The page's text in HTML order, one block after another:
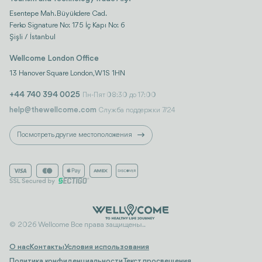
Esentepe Mah. Büyükdere Cad.
Ferko Signature No: 175 İç Kapı No: 6
Şişli / İstanbul
Wellcome London Office
13 Hanover Square London, W1S 1HN
+44 740 394 0025 Пн-Пят 08:30 до 17:00
help@thewellcome.com Служба поддержки 7/24
Посмотреть другие местоположения
© 2026 Wellcome Все права защищены..
О насКонтактыУсловия использования